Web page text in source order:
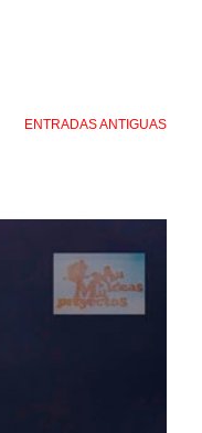
ENTRADAS ANTIGUAS